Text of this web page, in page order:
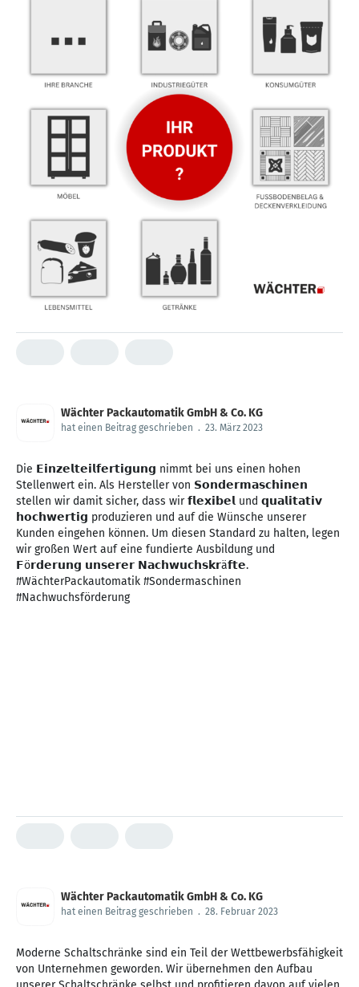
Wächter Packautomatik GmbH & Co. KG
hat einen Beitrag geschrieben . 23. März 2023
Die 𝗘𝗶𝗻𝘇𝗲𝗹𝘁𝗲𝗶𝗹𝗳𝗲𝗿𝘁𝗶𝗴𝘂𝗻𝗴 nimmt bei uns einen hohen
Stellenwert ein. Als Hersteller von 𝗦𝗼𝗻𝗱𝗲𝗿𝗺𝗮𝘀𝗰𝗵𝗶𝗻𝗲𝗻
stellen wir damit sicher, dass wir 𝗳𝗹𝗲𝘅𝗶𝗯𝗲𝗹 und 𝗾𝘂𝗮𝗹𝗶𝘁𝗮𝘁𝗶𝘃
𝗵𝗼𝗰𝗵𝘄𝗲𝗿𝘁𝗶𝗴 produzieren und auf die Wünsche unserer
Kunden eingehen können. Um diesen Standard zu halten, legen
wir großen Wert auf eine fundierte Ausbildung und
𝗙ö𝗿𝗱𝗲𝗿𝘂𝗻𝗴 𝘂𝗻𝘀𝗲𝗿𝗲𝗿 𝗡𝗮𝗰𝗵𝘄𝘂𝗰𝗵𝘀𝗸𝗿ä𝗳𝘁𝗲.
#WächterPackautomatik #Sondermaschinen
#Nachwuchsförderung
Wächter Packautomatik GmbH & Co. KG
hat einen Beitrag geschrieben . 28. Februar 2023
Moderne Schaltschränke sind ein Teil der Wettbewerbsfähigkeit
von Unternehmen geworden. Wir übernehmen den Aufbau